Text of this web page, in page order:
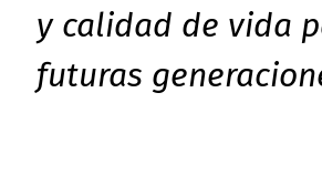
y calidad de vida
futuras